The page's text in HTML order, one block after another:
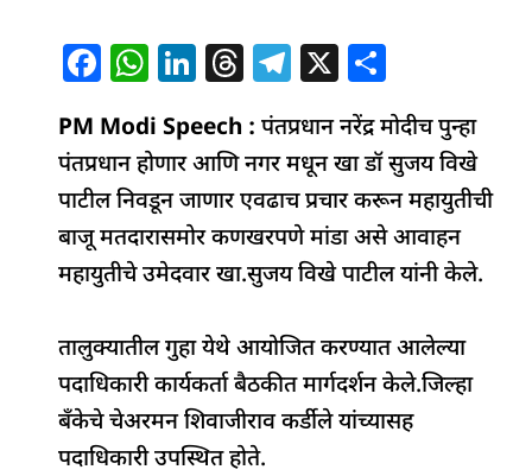
F
c
e
b
o
o
k
W
at
s
A
p
p
Li
k
e
dI
n
T
re
a
d
s
T
e
g
ra
m
X
h
ar
e
PM Modi Speech :पंतप्रधान नरेंद्र मोदीच पुन्हा
पंतप्रधान होणार आणि नगर मधून खा डॉ सुजय विखे
पाटील निवडून जाणार एवढाच प्रचार करून महायुतीची
बाजू मतदारासमोर कणखरपणे मांडा असे आवाहन
महायुतीचे उमेदवार खा.सुजय विखे पाटील यांनी केले.
तालुक्यातील गुहा येथे आयोजित करण्यात आलेल्या
पदाधिकारी कार्यकर्ता बैठकीत मार्गदर्शन केले.जिल्हा
बँकेचे चेअरमन शिवाजीराव कर्डीले यांच्यासह
पदाधिकारी उपस्थित होते.